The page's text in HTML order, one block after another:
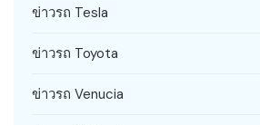
ข่าวรถ Tesla
ข่าวรถ Toyota
ข่าวรถ Venucia